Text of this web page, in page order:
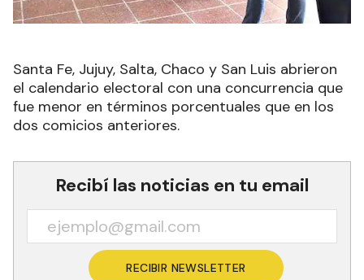
Santa Fe, Jujuy, Salta, Chaco y San Luis abrieron
el calendario electoral con una concurrencia que
fue menor en términos porcentuales que en los
dos comicios anteriores.
Recibí las noticias en tu email
RECIBIR NEWSLETTER